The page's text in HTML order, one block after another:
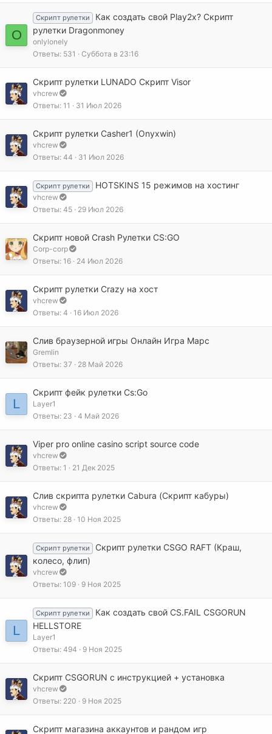
O
Скрипт рулетки
Как создать свой Play2x? Скрипт
рулетки Dragonmoney
onlylonely
Ответы 531 Суббота в 23:16
Скрипт рулетки LUNADO Скрипт Visor
vhcrew
Ответы 11 31 Июл 2026
Скрипт рулетки Casher1 (Onyxwin)
vhcrew
Ответы 44 31 Июл 2026
Скрипт рулетки HOTSKINS 15 режимов на хостинг
vhcrew
Ответы 45 29 Июл 2026
Скрипт новой Crash Рулетки CS:GO
Corp-corp
Ответы 16 24 Июл 2026
Скрипт рулетки Crazy на хост
vhcrew
Ответы 4 16 Июл 2026
Слив браузерной игры Онлайн Игра Марс
Gremlin
Ответы 37 28 Май 2026
L
Скрипт фейк рулетки Cs:Go
Layer1
Ответы 23 4 Май 2026
Viper pro online casino script source code
vhcrew
Ответы 1 21 Дек 2025
Слив скрипта рулетки Cabura (Скрипт кабуры)
vhcrew
Ответы 28 10 Ноя 2025
Скрипт рулетки
Скрипт рулетки CSGO RAFT (Краш,
колесо, флип)
vhcrew
Ответы 109 9 Ноя 2025
L
Скрипт рулетки
Как создать свой CS.FAIL CSGORUN
HELLSTORE
Layer1
Ответы 494 9 Ноя 2025
Скрипт CSGORUN с инструкцией + установка
vhcrew
Ответы 220 9 Ноя 2025
Скрипт магазина аккаунтов и рандом игр